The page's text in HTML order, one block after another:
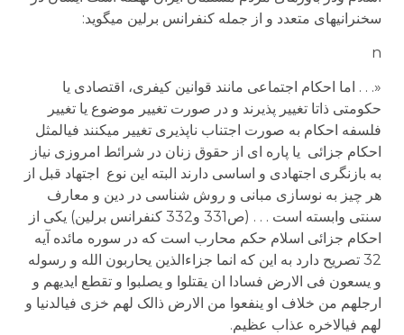
سخنرانیهای متعدد و از جمله کنفرانس برلین می­گوید:
n
«. . . اما احکام اجتماعی مانند قوانین کیفری، اقتصادی یا
حکومتی ذاتا تغییر پذیرند و در صورت تغییر موضوع یا تغییر
فلسفه احکام به صورت اجتناب ناپذیری تغییر می­کنند فی­المثل
احکام جزائی یا پاره ای از حقوق زنان در شرائط امروزی نیاز
به بازنگری اجتهادی و اساسی دارند البته این نوع اجتهاد قبل از
هر چیز به نوسازی مبانی و روش شناسی در دین و معارف
سنتی وابسته است . . . (ص331 و332 کنفرانس برلین) یکی از
احکام جزائی اسلام حکم محارب است که در سوره مائده آیه
32 تصریح دارد به این که انما جزاء­الذین یحاربون الله و رسوله
و یسعون فی الارض فسادا ان یقتلوا و یصلبوا و تقطع ایدیهم و
ارجلهم من خلاف او ینفعوا من الارض ذالک لهم خزی فی­الدنیا و
لهم فی­الاخره عذاب عظیم.